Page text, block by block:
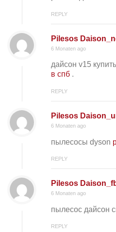
REPLY
Pilesos
6 Monaten ago
дайсон v15
в спб .
REPLY
Pilesos
6 Monaten ago
пылесосы dyson
REPLY
Pilesos
6 Monaten ago
пылесос дайсон
REPLY